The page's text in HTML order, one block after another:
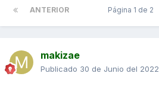
ANTERIOR Página 1 de 2
makizae
Publicado 30 de Junio del 2022